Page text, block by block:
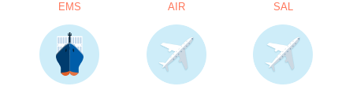
EMS AIR SAL